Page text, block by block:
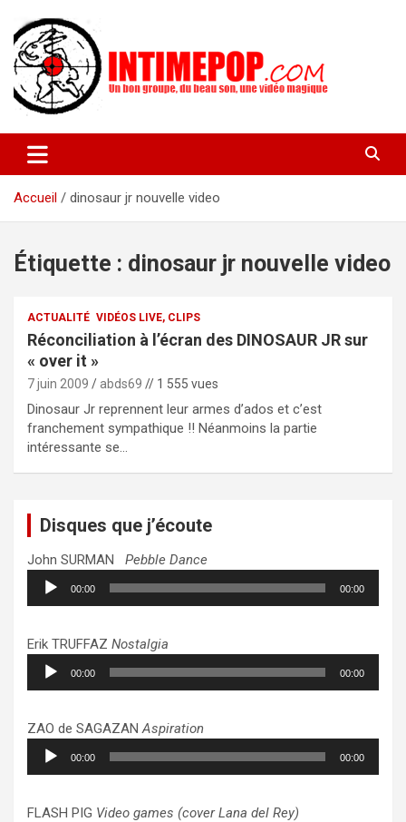
contenu
intimepop.com
actuelles pop rock, post-rock, indé sur Lyon. rock pop concert
lyon
Accueil
dinosaur jr nouvelle video
Étiquette : dinosaur jr nouvelle video
ACTUALITÉ VIDÉOS LIVE, CLIPS
Réconciliation à l’écran des DINOSAUR JR sur
« over it »
7 juin 2009 abds69 // 1 555 vues
Dinosaur Jr reprennent leur armes d’ados et c’est
franchement sympathique !! Néanmoins la partie
intéressante se…
Disques que j’écoute
John SURMAN Pebble Dance
Lecteur
audio
00:00 00:00
Erik TRUFFAZ Nostalgia
Lecteur
audio
00:00 00:00
ZAO de SAGAZANAspiration
Lecteur
audio
00:00 00:00
FLASH PIG Video games (cover Lana del Rey)